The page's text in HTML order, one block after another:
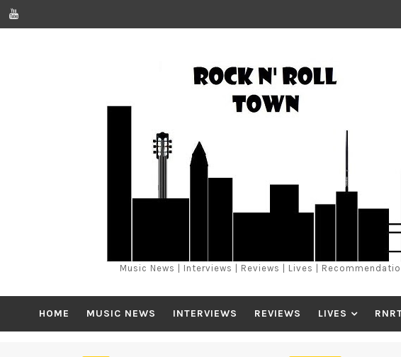
Music News | Interviews | Reviews | Lives |
HOME MUSIC NEWS INTERVIEWS REVIEWS LIVES